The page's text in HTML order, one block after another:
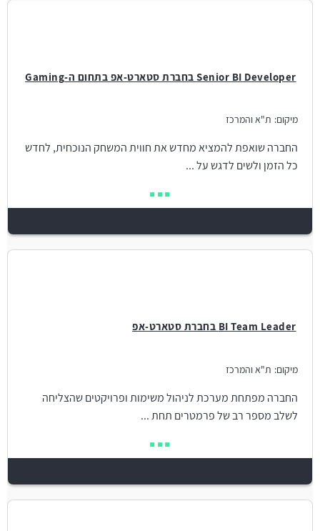
Senior BI Developer בחברת סטארט-אפ בתחום ה-Gaming
מיקום: ת"א והמרכז
החברה שואפת להמציא מחדש את חווית המשחק הנוכחית, לחדש
כל הזמן ולשים לדגש על ...
BI Team Leader בחברת סטארט-אפ
מיקום: ת"א והמרכז
החברה מפתחת מערכת לניהול משימות ופרויקטים שהצליחה
לשלב מספר רב של פרמטרים תחת ...